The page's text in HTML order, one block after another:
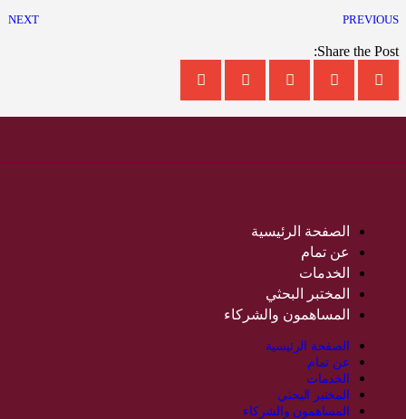
PREVIOUS
NEXT
Share the Post:
الصفحة الرئيسية
عن تمام
الخدمات
المختبر البحثي
المساهمون والشركاء
الصفحة الرئيسية
عن تمام
الخدمات
المختبر البحثي
المساهمون والشركاء